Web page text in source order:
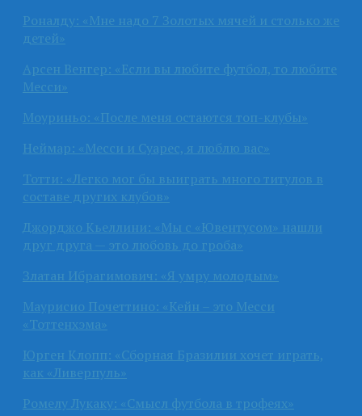
Роналду: «Мне надо 7 Золотых мячей и столько же
детей»
Арсен Венгер: «Если вы любите футбол, то любите
Месси»
Моуриньо: «После меня остаются топ-клубы»
Неймар: «Месси и Суарес, я люблю вас»
Тотти: «Легко мог бы выиграть много титулов в
составе других клубов»
Джорджо Кьеллини: «Мы с «Ювентусом» нашли
друг друга — это любовь до гроба»
Златан Ибрагимович: «Я умру молодым»
Маурисио Почеттино: «Кейн – это Месси
«Тоттенхэма»
Юрген Клопп: «Сборная Бразилии хочет играть,
как «Ливерпуль»
Ромелу Лукаку: «Смысл футбола в трофеях»